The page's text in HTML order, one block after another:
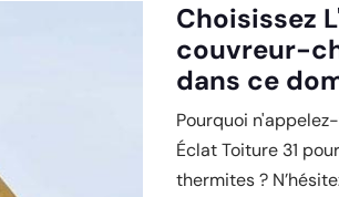
Choisissez
couvreur-
dans ce
Pourquoi
Éclat Toiture 31
thermites ?